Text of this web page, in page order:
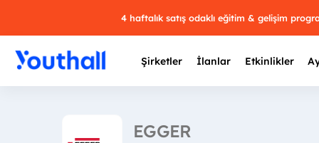
4 haftalık satış odaklı eğitim & gelişim
Şirketler İlanlar Etkinlikler
EGGER